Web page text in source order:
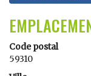
Code postal
59310